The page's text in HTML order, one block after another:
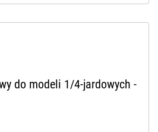
do modeli 1/4-jardowych -